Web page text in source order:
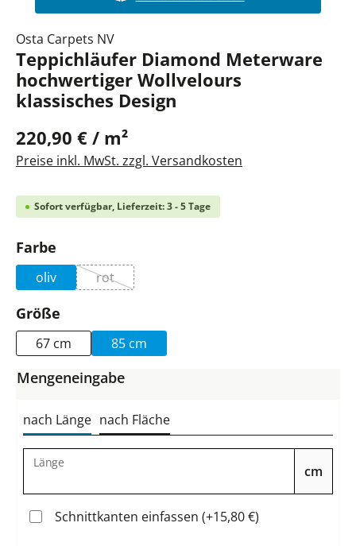
Osta Carpets NV
Teppichläufer Diamond Meterware
hochwertiger Wollvelours
klassisches Design
220,90 € / m²
Preise inkl. MwSt. zzgl. Versandkosten
Sofort verfügbar, Lieferzeit: 3 - 5 Tage
Farbe
oliv rot(Diese Option ist zurzeit nicht verfügbar.)
Größe
67 cm 85 cm
Mengeneingabe
nach Länge nach Fläche
Länge
cm
Schnittkanten einfassen (+15,80 €)